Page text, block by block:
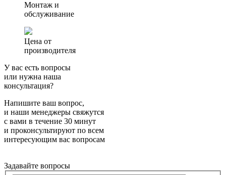
Монтаж и
обслуживание
Цена от
производителя
У вас есть вопросы
или нужна наша
консультация?
Напишите ваш вопрос,
и наши менеджеры свяжутся
с вами в течение 30 минут
и проконсультируют по всем
интересующим вас вопросам
Задавайте вопросы